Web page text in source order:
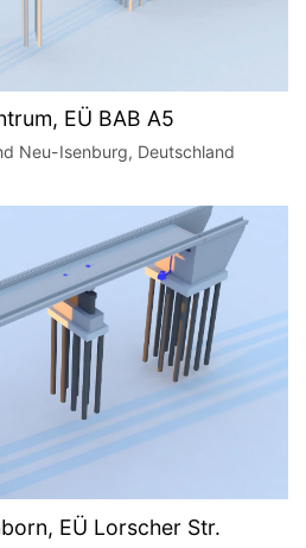
EÜ BAB A5
Neu-Isenburg, Deutschland
EÜ Lorscher Str.